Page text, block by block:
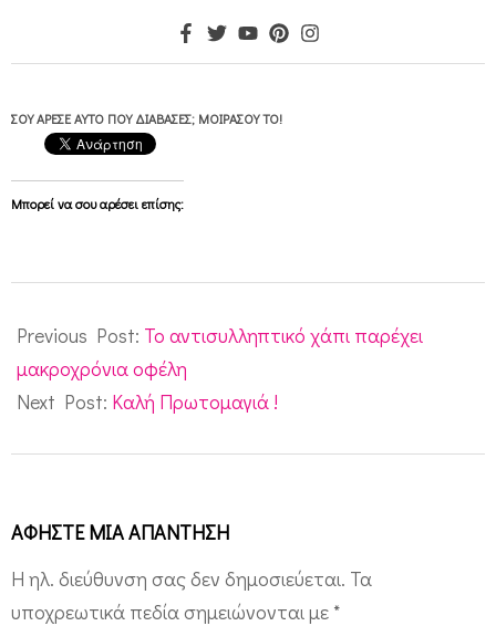
ΣΟΥ ΆΡΕΣΕ ΑΥΤΌ ΠΟΥ ΔΙΆΒΑΣΕΣ; ΜΟΙΡΆΣΟΥ ΤΟ!
Μπορεί να σου αρέσει επίσης:
05-
01
Previous Post: Το αντισυλληπτικό χάπι παρέχει
μακροχρόνια οφέλη
Next Post: Καλή Πρωτομαγιά !
ΑΦΉΣΤΕ ΜΙΑ ΑΠΆΝΤΗΣΗ
Η ηλ. διεύθυνση σας δεν δημοσιεύεται. Τα
υποχρεωτικά πεδία σημειώνονται με *